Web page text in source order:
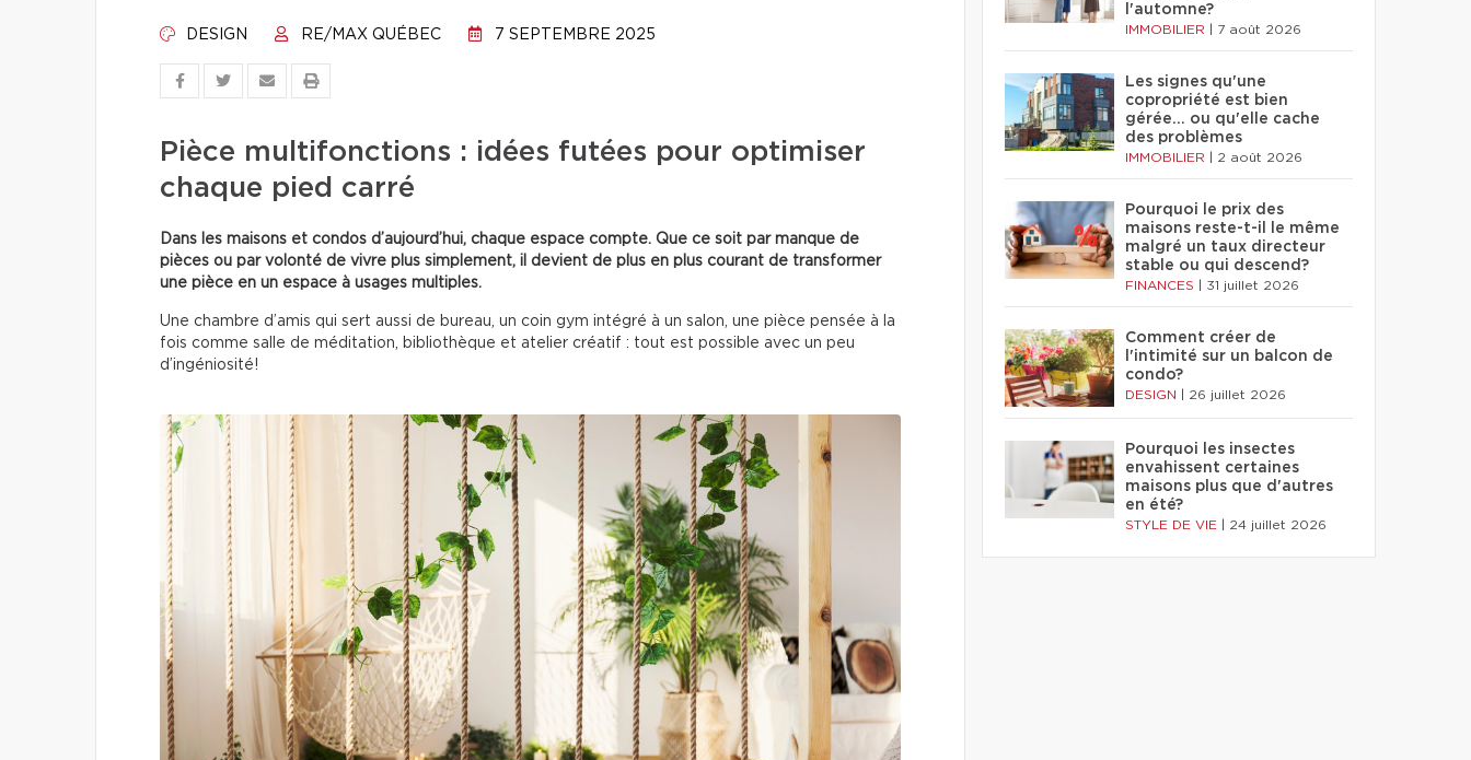
DESIGN RE/MAX QUÉBEC 7 SEPTEMBRE 2025
Pièce multifonctions : idées futées pour optimiser
chaque pied carré
Dans les maisons et condos d’aujourd’hui, chaque espace compte. Que ce soit par manque de
pièces ou par volonté de vivre plus simplement, il devient de plus en plus courant de transformer
une pièce en un espace à usages multiples.
Une chambre d’amis qui sert aussi de bureau, un coin gym intégré à un salon, une pièce pensée à la
fois comme salle de méditation, bibliothèque et atelier créatif : tout est possible avec un peu
d’ingéniosité!
l'automne?
IMMOBILIER 7 août 2026
Les signes qu'une
copropriété est bien
gérée… ou qu'elle cache
des problèmes
IMMOBILIER 2 août 2026
Pourquoi le prix des
maisons reste-t-il le même
malgré un taux directeur
stable ou qui descend?
FINANCES 31 juillet 2026
Comment créer de
l'intimité sur un balcon de
condo?
DESIGN 26 juillet 2026
Pourquoi les insectes
envahissent certaines
maisons plus que d'autres
en été?
STYLE DE VIE 24 juillet 2026